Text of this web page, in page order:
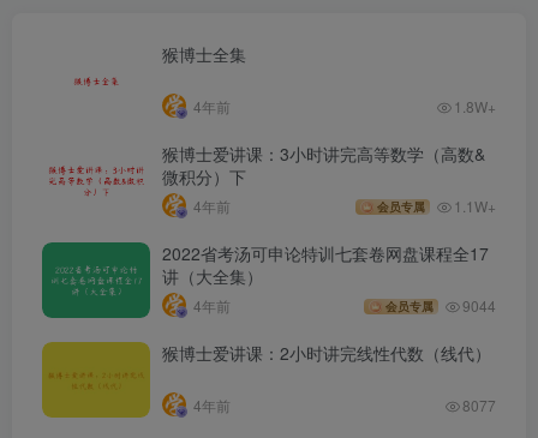
猴博士全集
4年前 1.8W+
猴博士爱讲课：3小时讲完高等数学（高数&
微积分）下
4年前 会员专属 1.1W+
2022省考汤可申论特训七套卷网盘课程全17
讲（大全集）
4年前 会员专属 9044
猴博士爱讲课：2小时讲完线性代数（线代）
4年前 8077